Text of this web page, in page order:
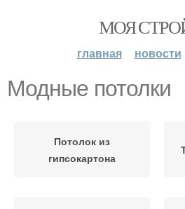
МОЯ
главная новости
Модные потолки
Потолок из
гипсокартона